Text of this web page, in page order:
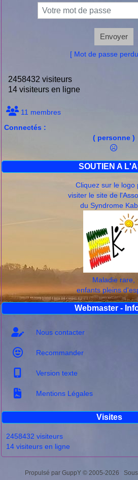
Envoyer
[ Mot de passe
2458432 visiteurs
14 visiteurs en ligne
11 membres
Connectés :
( personne )
SOUTIEN A
Cliquez sur le logo
visiter le site de
du Syndrome
Maladie rare,
enfants pleins
Webmaster -
Nous contacter
Recommander
Version texte
Mentions Légales
Visites
2458432 visiteurs
14 visiteurs en ligne
Propulsé par GuppY © 2005-2026